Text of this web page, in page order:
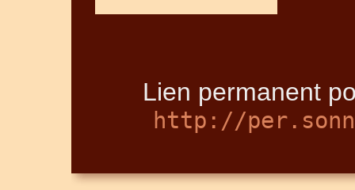
Lien permanent
http://